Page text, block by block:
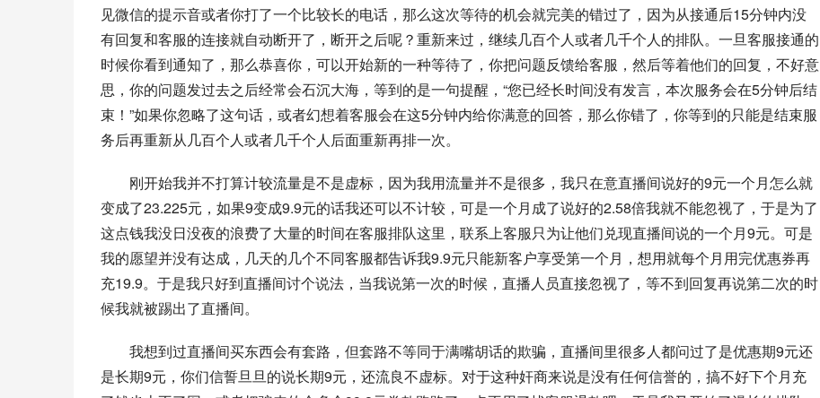
见微信的提示音或者你打了一个比较长的电话，那么这次等待的机会就完美的错过了，因为从接通后15分钟内没
有回复和客服的连接就自动断开了，断开之后呢？重新来过，继续几百个人或者几千个人的排队。一旦客服接通的
时候你看到通知了，那么恭喜你，可以开始新的一种等待了，你把问题反馈给客服，然后等着他们的回复，不好意
思，你的问题发过去之后经常会石沉大海，等到的是一句提醒，“您已经长时间没有发言，本次服务会在5分钟后结
束！”如果你忽略了这句话，或者幻想着客服会在这5分钟内给你满意的回答，那么你错了，你等到的只能是结束服
务后再重新从几百个人或者几千个人后面重新再排一次。
刚开始我并不打算计较流量是不是虚标，因为我用流量并不是很多，我只在意直播间说好的9元一个月怎么就
变成了23.225元，如果9变成9.9元的话我还可以不计较，可是一个月成了说好的2.58倍我就不能忽视了，于是为了
这点钱我没日没夜的浪费了大量的时间在客服排队这里，联系上客服只为让他们兑现直播间说的一个月9元。可是
我的愿望并没有达成，几天的几个不同客服都告诉我9.9元只能新客户享受第一个月，想用就每个月用完优惠券再
充19.9。于是我只好到直播间讨个说法，当我说第一次的时候，直播人员直接忽视了，等不到回复再说第二次的时
候我就被踢出了直播间。
我想到过直播间买东西会有套路，但套路不等同于满嘴胡话的欺骗，直播间里很多人都问过了是优惠期9元还
是长期9元，你们信誓旦旦的说长期9元，还流良不虚标。对于这种奸商来说是没有任何信誉的，搞不好下个月充